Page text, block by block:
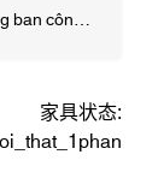
ban công:
家具状态: